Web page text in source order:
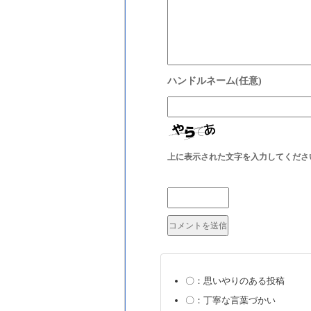
上に表示された文字を入力してくださ
〇：思いやりのある投稿
〇：丁寧な言葉づかい